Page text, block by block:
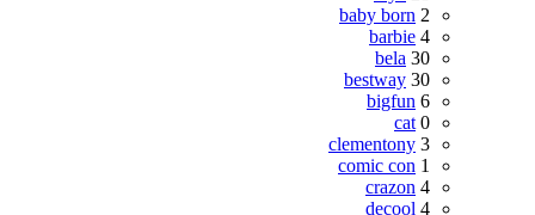
baby born 2
barbie 4
bela 30
bestway 30
bigfun 6
cat 0
clementony 3
comic con 1
crazon 4
decool 4